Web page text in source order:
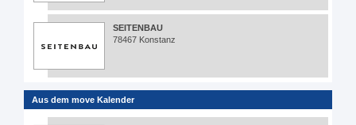
SEITENBAU
78467 Konstanz
Aus dem move Kalender